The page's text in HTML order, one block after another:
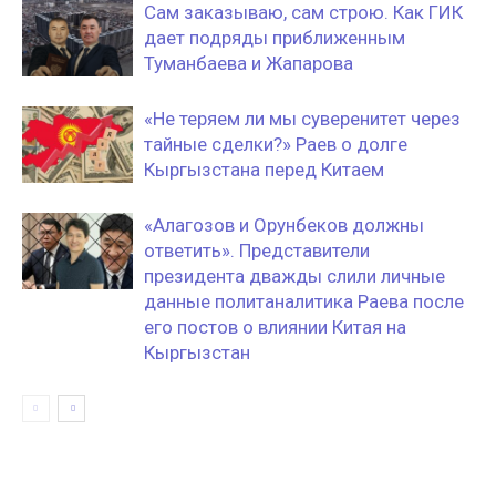
Сам заказываю, сам строю. Как ГИК
дает подряды приближенным
Туманбаева и Жапарова
«Не теряем ли мы суверенитет через
тайные сделки?» Раев о долге
Кыргызстана перед Китаем
«Алагозов и Орунбеков должны
ответить». Представители
президента дважды слили личные
данные политаналитика Раева после
его постов о влиянии Китая на
Кыргызстан